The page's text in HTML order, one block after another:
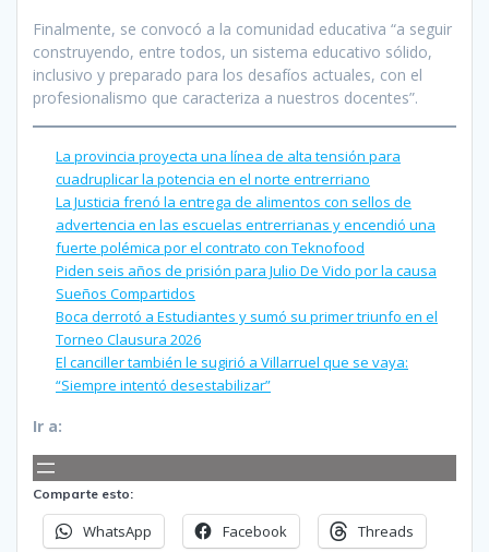
Finalmente, se convocó a la comunidad educativa “a seguir
construyendo, entre todos, un sistema educativo sólido,
inclusivo y preparado para los desafíos actuales, con el
profesionalismo que caracteriza a nuestros docentes”.
La provincia proyecta una línea de alta tensión para
cuadruplicar la potencia en el norte entrerriano
La Justicia frenó la entrega de alimentos con sellos de
advertencia en las escuelas entrerrianas y encendió una
fuerte polémica por el contrato con Teknofood
Piden seis años de prisión para Julio De Vido por la causa
Sueños Compartidos
Boca derrotó a Estudiantes y sumó su primer triunfo en el
Torneo Clausura 2026
El canciller también le sugirió a Villarruel que se vaya:
“Siempre intentó desestabilizar”
Ir a:
Comparte esto:
WhatsApp Facebook Threads